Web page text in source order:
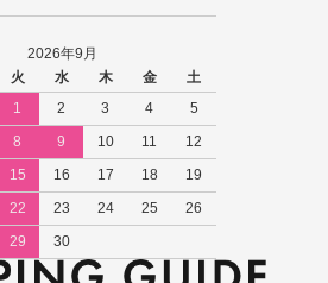
2026年9月
火 水 木 金
土
1
2 3 4
5
8 9 10 11
12
15 16 17 18
19
22 23 24 25
26
29 30